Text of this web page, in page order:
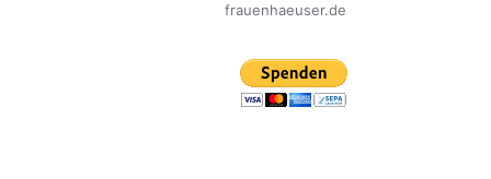
frauenhaeuser.de